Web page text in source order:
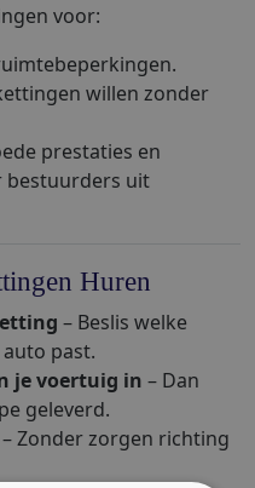
voor:
willen zonder
prestaties en
bestuurders uit
Huren
– Beslis welke
past.
je voertuig in – Dan
geleverd.
– Zonder zorgen richting